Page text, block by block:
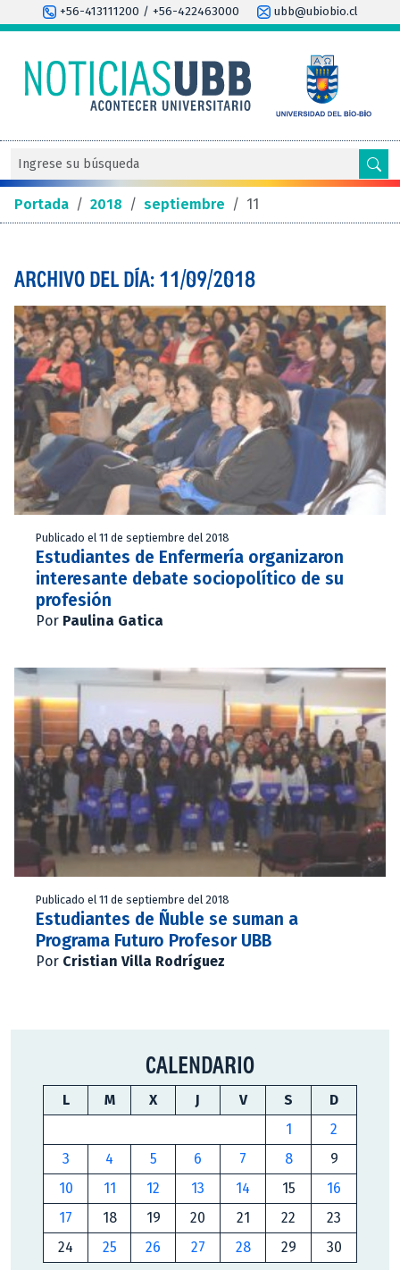
+56-413111200 / +56-422463000 ubb@ubiobio.cl
Portada / 2018 / septiembre / 11
ARCHIVO DEL DÍA: 11/09/2018
Publicado el 11 de septiembre del 2018
Estudiantes de Enfermería organizaron
interesante debate sociopolítico de su
profesión
Por Paulina Gatica
Publicado el 11 de septiembre del 2018
Estudiantes de Ñuble se suman a
Programa Futuro Profesor UBB
Por Cristian Villa Rodríguez
CALENDARIO
L M X J V S
D
1
2
3
4 5 6 7 8
9
10
11 12 13 14 15
16
17
18 19 20 21 22
23
24
25 26 27 28 29 30